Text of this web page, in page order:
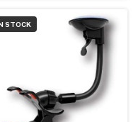
STOCK